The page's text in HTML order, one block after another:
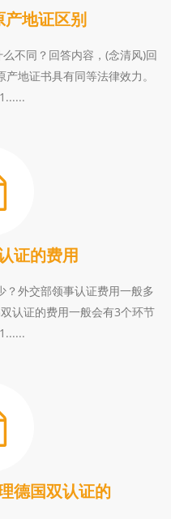
地证区别
不同？回答内容，(念清风)回
地证书具有同等法律效力。
证的费用
？外交部领事认证费用一般多
认证的费用一般会有3个环节
德国双认证的